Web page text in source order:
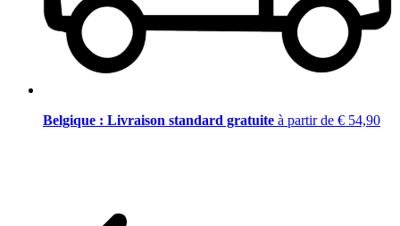
Belgique : Livraison standard gratuite à partir de € 54,90